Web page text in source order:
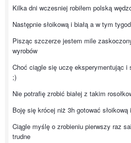
Kilka dni wczesniej robiłem polską
Następnie słoikową i białą a w tym
Pisząc szczerze jestem mile
wyrobów
Choć ciągle się uczę eksperymentując i
;)
Nie potrafię zrobić białej z takim
Boję się krócej niż 3h gotować słoikową
Ciągle myślę o zrobieniu pierwszy raz
trudne